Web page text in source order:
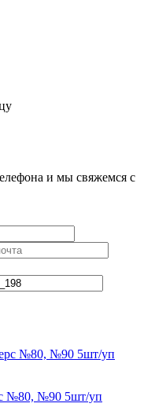
и мы свяжемся с
№80, №90 5шт/уп